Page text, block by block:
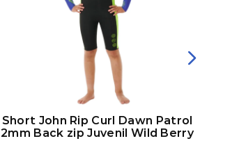
Short John Rip Curl Dawn Patrol
2mm Back zip Juvenil Wild Berry